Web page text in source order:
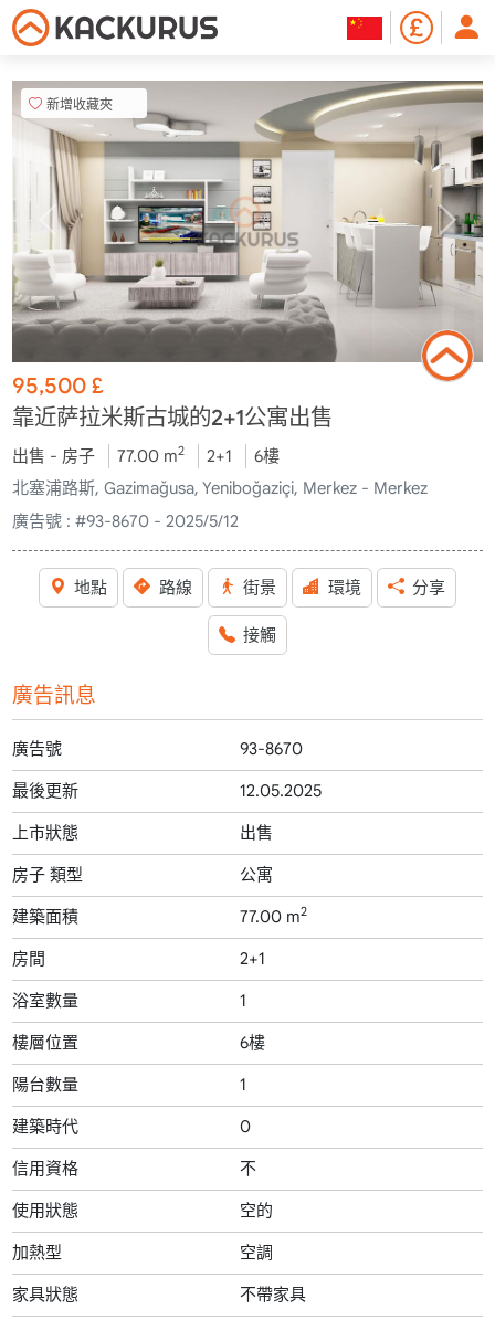
新增收藏夾
95,500£
靠近萨拉米斯古城的2+1公寓出售
出售 - 房子 77.00 m2 2+1
6樓
北塞浦路斯, Gazimağusa, Yeniboğaziçi, Merkez - Merkez
廣告號 : #93-8670 - 2025/5/12
地點 路線 街景 環境 分享
接觸
廣告訊息
廣告號 93-8670
最後更新 12.05.2025
上市狀態 出售
房子 類型 公寓
建築面積 77.00 m2
房間 2+1
浴室數量 1
樓層位置 6樓
陽台數量 1
建築時代 0
信用資格 不
使用狀態 空的
加熱型 空調
家具狀態 不帶家具